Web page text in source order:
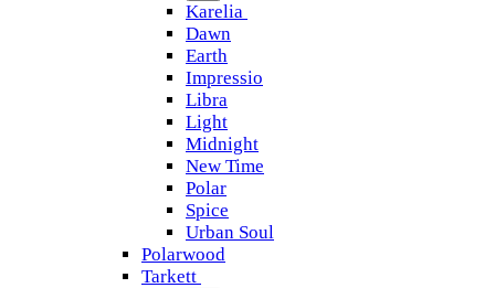
Karelia
Dawn
Earth
Impressio
Libra
Light
Midnight
New Time
Polar
Spice
Urban Soul
Polarwood
Tarkett